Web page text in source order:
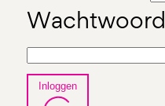
Wachtwoord
Inloggen